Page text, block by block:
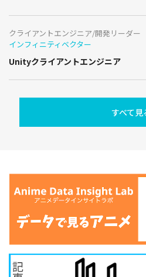
クライアントエンジニア/開発リーダー
インフィニティベクター
Unityクライアントエンジニア
すべて見